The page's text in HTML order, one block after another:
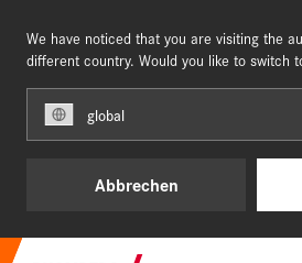
We have noticed that you are visiting the
different country. Would you like to switch
global
Abbrechen
Leistungen und Produkte
ÖSTERREICH